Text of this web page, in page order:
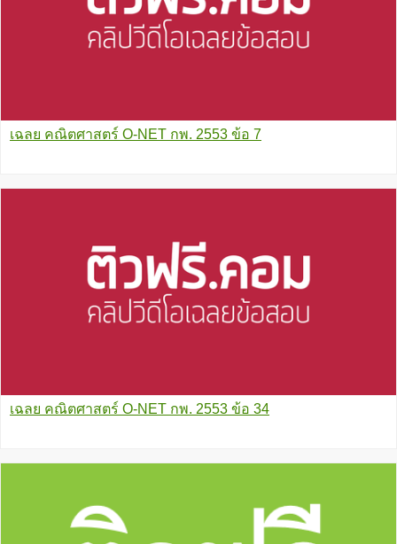
เฉลย คณิตศาสตร์ O-NET กพ. 2553 ข้อ 7
เฉลย คณิตศาสตร์ O-NET กพ. 2553 ข้อ 34